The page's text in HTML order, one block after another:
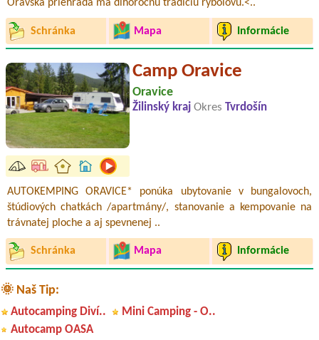
Oravská priehrada má dlhoročnú tradíciu rybolovu.<..
Schránka Mapa Informácie
Camp Oravice
Oravice
Žilinský kraj Okres Tvrdošín
AUTOKEMPING ORAVICE* ponúka ubytovanie v bungalovoch,
štúdiových chatkách /apartmány/, stanovanie a kempovanie na
trávnatej ploche a aj spevnenej ..
Schránka Mapa Informácie
🌞 Naš Tip:
Autocamping Diví..
Mini Camping - O..
Autocamp OASA
Termín od 2026-08-13 |
Thermal Park Vrbov
2L Bungalov nebo 2L pokoj nebo 2L apartmán